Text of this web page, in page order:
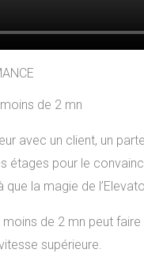
de 2 mn
avec un client, un
étages pour le
la magie de
de 2 mn peut
supérieure.